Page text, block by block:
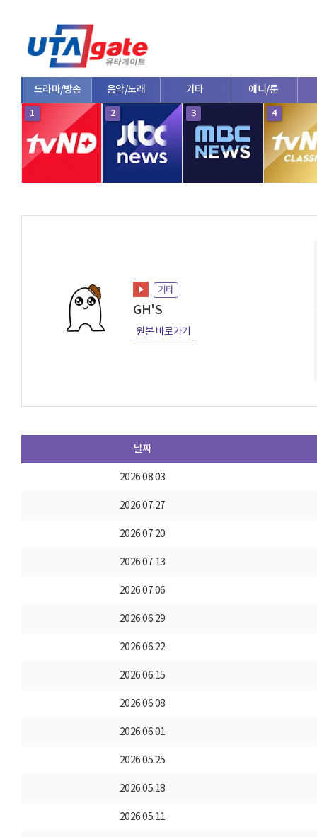
드라마/방송 음악/노래 기타 애니/툰
1 2 3 4
기타
GH'S
원본 바로가기
날짜
2026.08.03
2026.07.27
2026.07.20
2026.07.13
2026.07.06
2026.06.29
2026.06.22
2026.06.15
2026.06.08
2026.06.01
2026.05.25
2026.05.18
2026.05.11